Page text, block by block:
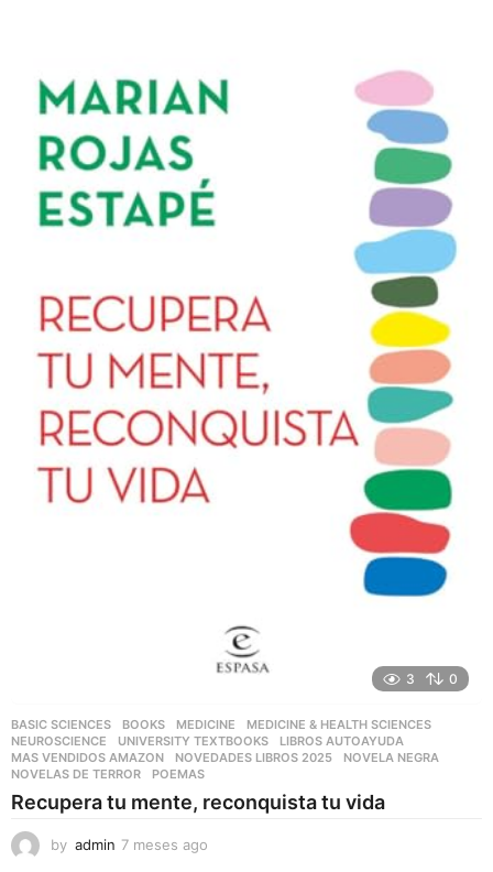
g
3 0
BASIC SCIENCES ,BOOKS ,MEDICINE ,MEDICINE & HEALTH SCIENCES
NEUROSCIENCE
,UNIVERSITY TEXTBOOKS LIBROS AUTOAYUDA
MAS VENDIDOS AMAZON
,NOVEDADES LIBROS 2025 ,NOVELA NEGRA
NOVELAS DE TERROR
,POEMAS
Recupera tu mente, reconquista tu vida
by admin 7 meses ago